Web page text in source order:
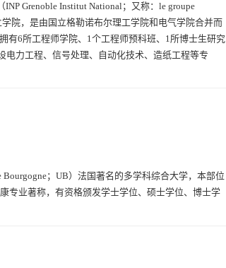
Grenoble Institut National；又称：le groupe
学院，是由国立格勒诺布尔理工学院和电气学院合并而
有6所工程师学院、1个工程师预科班、1所博士生研究
电力工程、信号处理、自动化技术、造纸工程等专
Bourgogne；UB）法国著名的多学科综合大学，本部位
专业著称，有资格颁发学士学位、硕士学位、博士学